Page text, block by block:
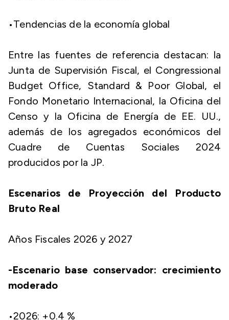
​•​Tendencias de la economía global
Entre las fuentes de referencia destacan: la
Junta de Supervisión Fiscal, el Congressional
Budget Office, Standard & Poor Global, el
Fondo Monetario Internacional, la Oficina del
Censo y la Oficina de Energía de EE. UU.,
además de los agregados económicos del
Cuadre de Cuentas Sociales 2024
producidos por la JP.
Escenarios de Proyección del Producto
Bruto Real
Años Fiscales 2026 y 2027
-Escenario base conservador: crecimiento
moderado
​•​2026: +0.4 %